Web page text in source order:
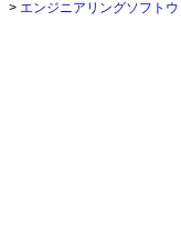
> エンジニアリングソフト